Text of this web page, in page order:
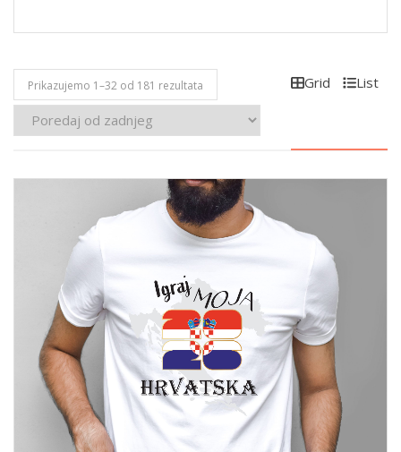
Grid List
Prikazujemo 1–32 od 181 rezultata